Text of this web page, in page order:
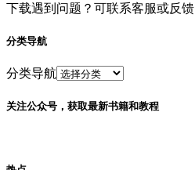
下载遇到问题？可联系客服或反馈
分类导航
分类导航
关注公众号，获取最新书籍和教程